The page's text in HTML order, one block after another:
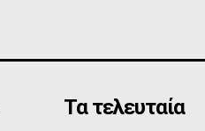
Τα τελευταία